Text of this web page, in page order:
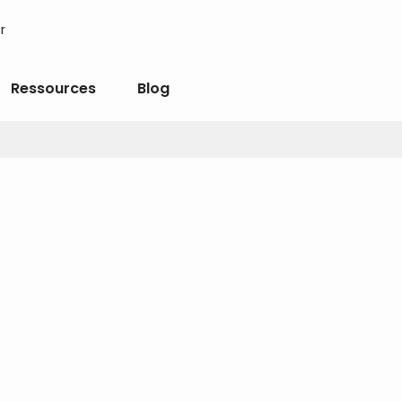
Ressources Blog